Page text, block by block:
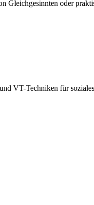
Gleichgesinnten oder
VT-Techniken für